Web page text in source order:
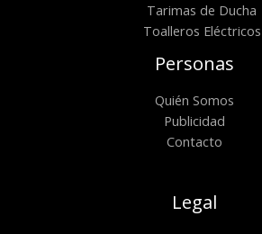
Tarimas de Ducha
Toalleros Eléctricos
Personas
Quién Somos
Publicidad
Contacto
Legal